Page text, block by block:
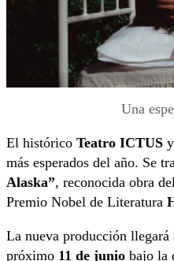
Una
El histórico Teatro ICTUS
más esperados del año. Se
Alaska”, reconocida obra
Premio Nobel de Literatura
La nueva producción
próximo 11 de junio bajo la